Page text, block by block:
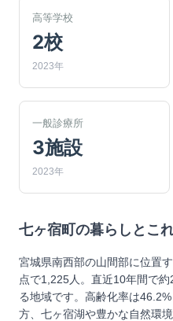
高等学校
2校
2023年
一般診療所
3施設
2023年
七ヶ宿町 の暮らしとこ
宮城県南西部の山間部に位置
点で1,225人。直近10年間で
る地域です。高齢化率は
方、七ヶ宿湖や豊かな自然環